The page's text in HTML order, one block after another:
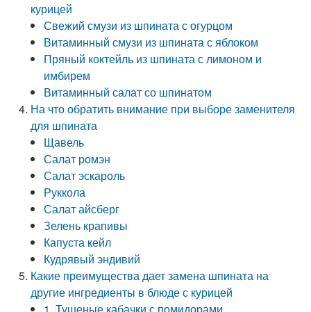
курицей
Свежий смузи из шпината с огурцом
Витаминный смузи из шпината с яблоком
Пряный коктейль из шпината с лимоном и
имбирем
Витаминный салат со шпинатом
На что обратить внимание при выборе заменителя
для шпината
Щавель
Салат ромэн
Салат эскароль
Руккола
Салат айсберг
Зелень крапивы
Капуста кейл
Кудрявый эндивий
Какие преимущества дает замена шпината на
другие ингредиенты в блюде с курицей